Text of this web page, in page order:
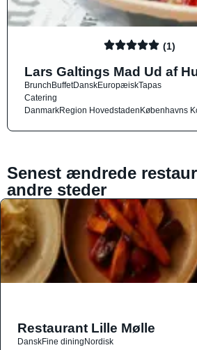
(1)
Lars Galtings Mad Ud af
BrunchBuffetDanskEuropæiskTapas
Catering
DanmarkRegion HovedstadenKøbenhavns
Senest ændrede
andre steder
Restaurant Lille Mølle
DanskFine diningNordisk